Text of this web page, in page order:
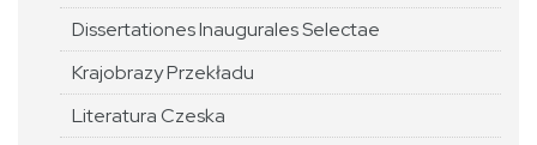
Dissertationes Inaugurales Selectae
Krajobrazy Przekładu
Literatura Czeska